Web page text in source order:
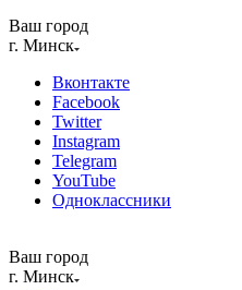
Ваш город
г. Минск
Вконтакте
Facebook
Twitter
Instagram
Telegram
YouTube
Одноклассники
Ваш город
г. Минск